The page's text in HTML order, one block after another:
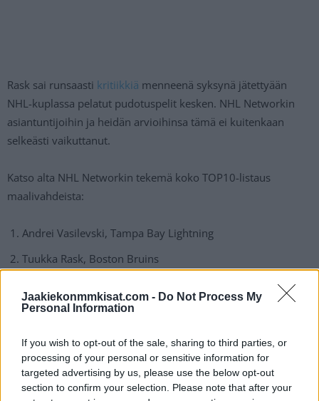
Jaakiekonmmkisat.com - Do Not Process My
Personal Information
If you wish to opt-out of the sale, sharing to third parties, or
processing of your personal or sensitive information for
targeted advertising by us, please use the below opt-out
section to confirm your selection. Please note that after your
Rask sai runsaasti kritiikkiä menneenä syksynä jätettyään
NHL-kuplassa pelatut pudotuspelit kesken. NHL Networkin
asiantuntijoihin ja heidän arvioihinsa tämä ei kuitenkaan
selkeästi vaikuttanut.
Katso alta NHL Networkin tekemä koko TOP10-listaus
maalivahdeista:
Andrei Vasilevski, Tampa Bay Lightning
Tuukka Rask, Boston Bruins
Ben Bishop, Dallas Stars
Jordan Binnington, St. Louis Blues
Carey Price, Montreal Canadiens
Darcy Kuemper, Arizona Coyotes